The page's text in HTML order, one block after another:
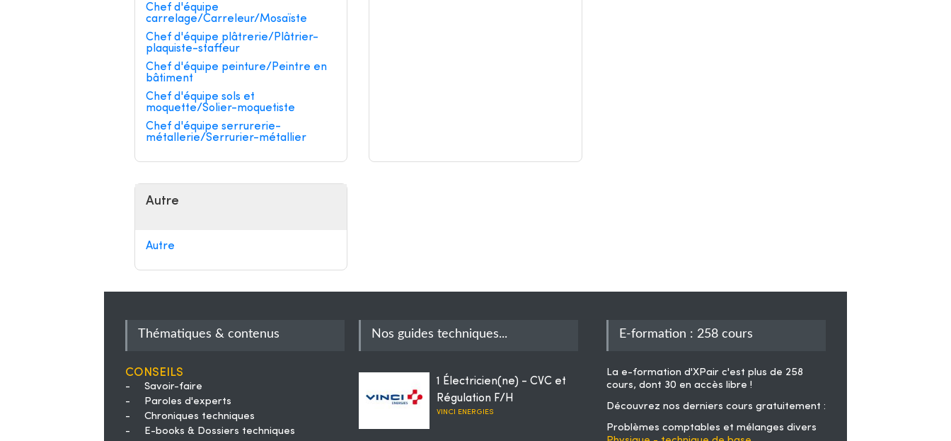
Chef d'équipe
carrelage/Carreleur/Mosaïste
Chef d'équipe plâtrerie/Plâtrier-
plaquiste-staffeur
Chef d'équipe peinture/Peintre en
bâtiment
Chef d'équipe sols et
moquette/Solier-moquetiste
Chef d'équipe serrurerie-
métallerie/Serrurier-métallier
Autre
Autre
Thématiques & contenus
Conseils
-
Savoir-faire
-
Paroles d'experts
-
Chroniques techniques
-
E-books & Dossiers techniques
Nos guides techniques...
1 Électricien(ne) - CVC et
Régulation F/H
VINCI ENERGIES
E-formation : 258 cours
La e-formation d'XPair c'est plus de 258
cours, dont 30 en accès libre !
Découvrez nos derniers cours gratuitement :
Problèmes comptables et mélanges divers